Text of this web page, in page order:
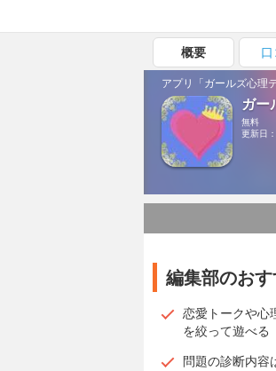
概要 口
アプリ「ガールズ心理
ガー
無料
更新日
編集部のお
恋愛トークや心
を絞って遊べる
問題の診断内容